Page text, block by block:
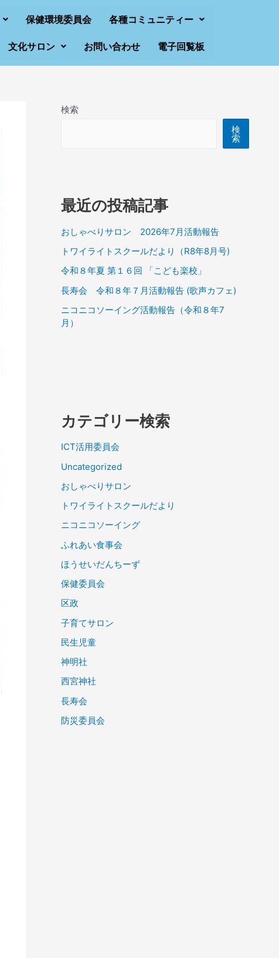
保健環境委員会 各種コミュニティー
文化サロン お問い合わせ 電子回覧板
検索
検
索
最近の投稿記事
おしゃべりサロン 2026年7月活動報告
トワイライトスクールだより（R8年8月号)
令和８年夏 第１６回 「こども楽校」
長寿会 令和８年７月活動報告 (歌声カフェ)
ニコニコソーイング活動報告（令和８年7
月）
カテゴリー検索
ICT活用委員会
Uncategorized
おしゃべりサロン
トワイライトスクールだより
ニコニコソーイング
ふれあい食事会
ほうせいだんちーず
保健委員会
区政
子育てサロン
民生児童
神明社
西宮神社
長寿会
防災委員会